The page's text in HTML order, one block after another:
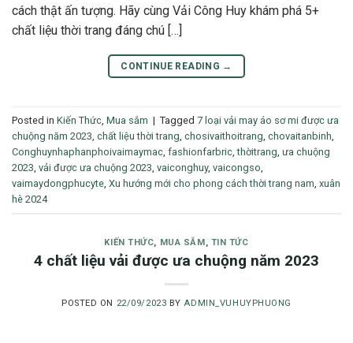
cách thật ấn tượng. Hãy cùng Vải Công Huy khám phá 5+
chất liệu thời trang đáng chú […]
CONTINUE READING →
Posted in Kiến Thức Mua sắm | Tagged 7 loại vải may áo sơ mi được ưa
chuộng năm 2023 chất liệu thời trang chosivaithoitrang chovaitanbinh
Conghuynhaphanphoivaimaymac fashionfarbric ,thờitrang ưa chuộng
2023 vải được ưa chuộng 2023 vaiconghuy, vaicongso
vaimaydongphucyte Xu hướng mới cho phong cách thời trang nam xuân
hè 2024
KIẾN THỨC, MUA SẮM , TIN TỨC
4 chất liệu vải được ưa chuộng năm 2023
POSTED ON 22/09/2023 BYADMIN_VUHUYPHUONG